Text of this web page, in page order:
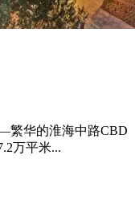
繁华的淮海中路CBD
万平米...